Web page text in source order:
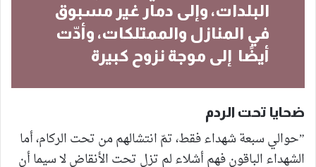
البلدات، وإلى دمار غير مسبوق
في المنازل والممتلكات، وأدّت
أيضًا إلى موجة نزوح كبيرة
ضحايا تحت الردم
”حوالي سبعة شهداء فقط، تمّ انتشالهم من تحت الركام، أما
الشهداء الباقون فهم أشلاء لم تزل تحت الأنقاض لا سيما أن